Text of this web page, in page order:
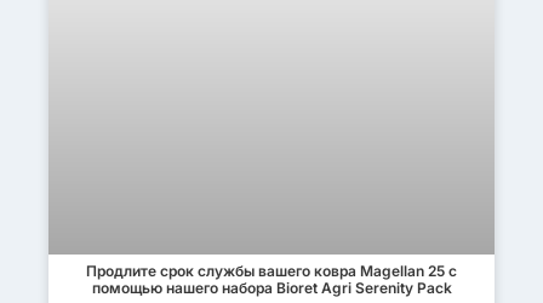
Продлите срок службы вашего ковра Magellan 25 с
помощью нашего набора Bioret Agri Serenity Pack